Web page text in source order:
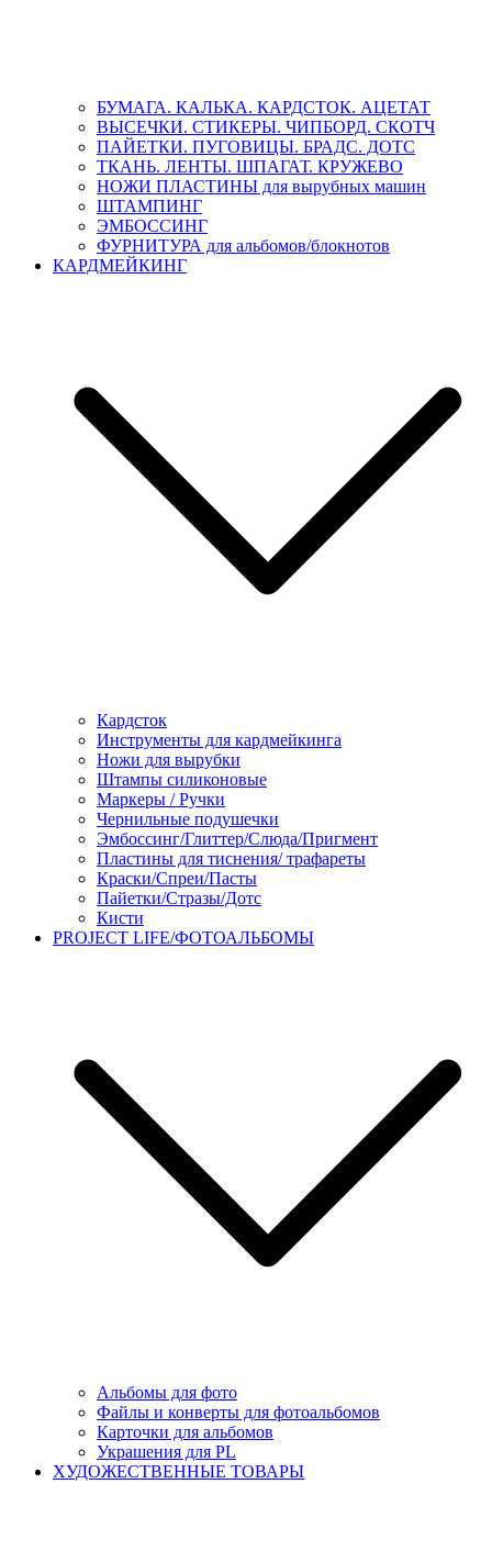
БУМАГА. КАЛЬКА. КАРДСТОК. АЦЕТАТ
ВЫСЕЧКИ. СТИКЕРЫ. ЧИПБОРД. СКОТЧ
ПАЙЕТКИ. ПУГОВИЦЫ. БРАДС. ДОТС
ТКАНЬ. ЛЕНТЫ. ШПАГАТ. КРУЖЕВО
НОЖИ ПЛАСТИНЫ для вырубных машин
ШТАМПИНГ
ЭМБОССИНГ
ФУРНИТУРА для альбомов/блокнотов
КАРДМЕЙКИНГ
Кардсток
Инструменты для кардмейкинга
Ножи для вырубки
Штампы силиконовые
Маркеры / Ручки
Чернильные подушечки
Эмбоссинг/Глиттер/Слюда/Пригмент
Пластины для тиснения/ трафареты
Краски/Спреи/Пасты
Пайетки/Стразы/Дотс
Кисти
PROJECT LIFE/ФОТОАЛЬБОМЫ
Альбомы для фото
Файлы и конверты для фотоальбомов
Карточки для альбомов
Украшения для PL
ХУДОЖЕСТВЕННЫЕ ТОВАРЫ